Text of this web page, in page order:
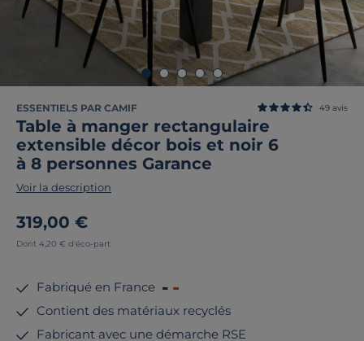
ESSENTIELS PAR CAMIF
Table à manger rectangulaire
extensible décor bois et noir 6
à 8 personnes Garance
49 avis
Voir la description
319,00 €
Dont 4,20 € d'éco-part
Fabriqué en France
Contient des matériaux recyclés
Fabricant avec une démarche RSE